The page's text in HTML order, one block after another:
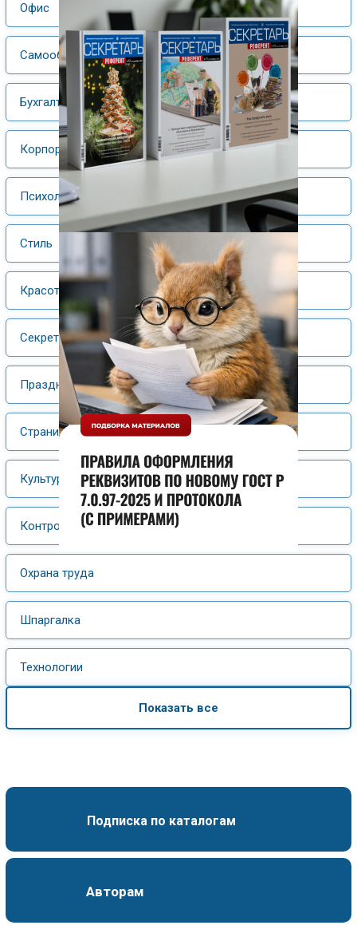
Офис
Самообразование
Бухгалтерский учет
Корпоративная культура
Психологический практикум
Стиль
Красота и здоровье
Секретарь плюс
Праздник
Страницы истории
Культура и искусство
Контрольная работа
Охрана труда
Шпаргалка
Технологии
Показать все
Подписка по каталогам
Авторам